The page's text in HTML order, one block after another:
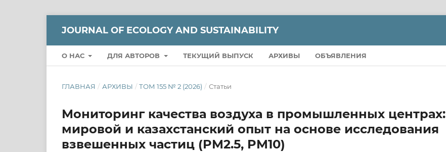
JOURNAL OF ECOLOGY AND SUSTAINABILITY
О НАС ДЛЯ АВТОРОВ ТЕКУЩИЙ ВЫПУСК АРХИВЫ ОБЪЯВЛЕНИЯ
ГЛАВНАЯ / АРХИВЫ / ТОМ 155 № 2 (2026) / Статьи
Мониторинг качества воздуха в промышленных центрах:
мировой и казахстанский опыт на основе исследования
взвешенных частиц (PM2.5, PM10)